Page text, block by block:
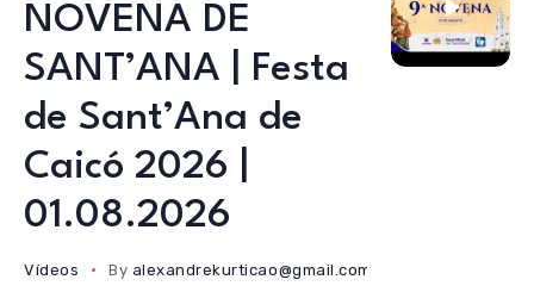
NOVENA DE
SANT’ANA | Festa
de Sant’Ana de
Caicó 2026 |
01.08.2026
Vídeos By alexandrekurticao@gmail.com